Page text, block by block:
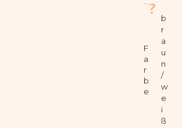
F
a
r
b
e
b
r
a
u
n
/
w
e
i
ß
?